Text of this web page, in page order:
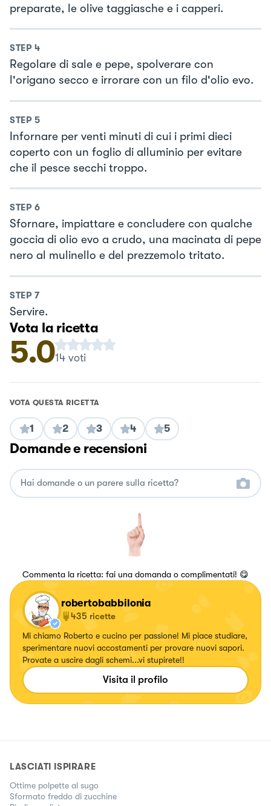
preparate, le olive taggiasche e i capperi.
STEP 4
Regolare di sale e pepe, spolverare con
l'origano secco e irrorare con un filo d'olio evo.
STEP 5
Infornare per venti minuti di cui i primi dieci
coperto con un foglio di alluminio per evitare
che il pesce secchi troppo.
STEP 6
Sfornare, impiattare e concludere con qualche
goccia di olio evo a crudo, una macinata di pepe
nero al mulinello e del prezzemolo tritato.
STEP 7
Servire.
Vota la ricetta
5.014voti
VOTA QUESTA RICETTA
1 2 3 4 5
Domande e recensioni
Commenta la ricetta: fai una domanda o complimentati! 😋
robertobabbilonia
435 ricette
Mi chiamo Roberto e cucino per passione! Mi piace studiare,
sperimentare nuovi accostamenti per provare nuovi sapori.
Provate a uscire dagli schemi...vi stupirete!!
Visita il profilo
LASCIATI ISPIRARE
Ottime polpette al sugo
Sformato freddo di zucchine